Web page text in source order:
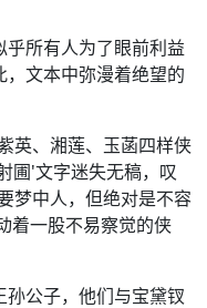
所有人为了眼前利益
文本中弥漫着绝望的
英、湘莲、玉菡四样侠
圃'文字迷失无稿，叹
梦中人，但绝对是不容
着一股不易察觉的侠
公子，他们与宝黛钗